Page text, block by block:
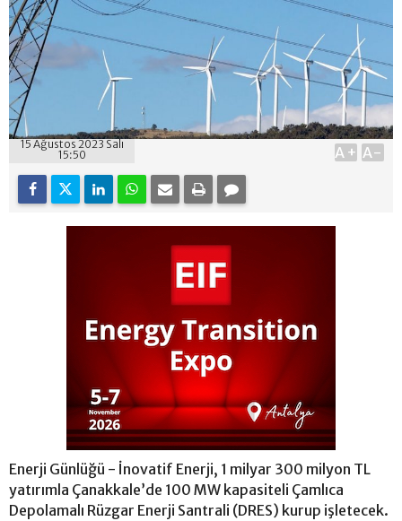
15 Ağustos 2023 Salı
15:50
A+ A-
Enerji Günlüğü - İnovatif Enerji, 1 milyar 300 milyon TL
yatırımla Çanakkale’de 100 MW kapasiteli Çamlıca
Depolamalı Rüzgar Enerji Santrali (DRES) kurup işletecek.